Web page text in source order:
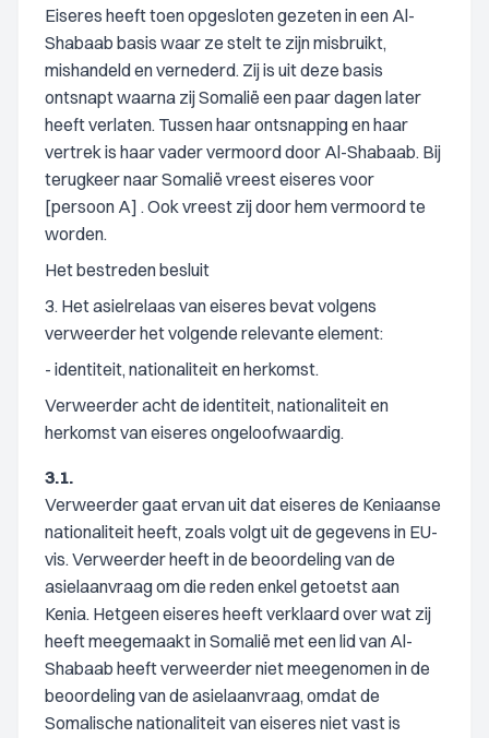
Eiseres heeft toen opgesloten gezeten in een Al-
Shabaab basis waar ze stelt te zijn misbruikt,
mishandeld en vernederd. Zij is uit deze basis
ontsnapt waarna zij Somalië een paar dagen later
heeft verlaten. Tussen haar ontsnapping en haar
vertrek is haar vader vermoord door Al-Shabaab. Bij
terugkeer naar Somalië vreest eiseres voor
[persoon A] . Ook vreest zij door hem vermoord te
worden.
Het bestreden besluit
3. Het asielrelaas van eiseres bevat volgens
verweerder het volgende relevante element:
- identiteit, nationaliteit en herkomst.
Verweerder acht de identiteit, nationaliteit en
herkomst van eiseres ongeloofwaardig.
3.1.
Verweerder gaat ervan uit dat eiseres de Keniaanse
nationaliteit heeft, zoals volgt uit de gegevens in EU-
vis. Verweerder heeft in de beoordeling van de
asielaanvraag om die reden enkel getoetst aan
Kenia. Hetgeen eiseres heeft verklaard over wat zij
heeft meegemaakt in Somalië met een lid van Al-
Shabaab heeft verweerder niet meegenomen in de
beoordeling van de asielaanvraag, omdat de
Somalische nationaliteit van eiseres niet vast is